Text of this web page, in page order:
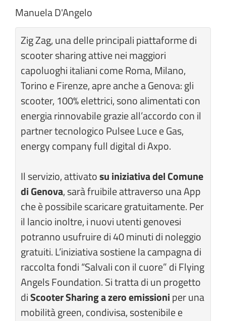
Manuela D'Angelo
Zig Zag, una delle principali piattaforme di
scooter sharing attive nei maggiori
capoluoghi italiani come Roma, Milano,
Torino e Firenze, apre anche a Genova: gli
scooter, 100% elettrici, sono alimentati con
energia rinnovabile grazie all’accordo con il
partner tecnologico Pulsee Luce e Gas,
energy company full digital di Axpo.
Il servizio, attivatosu iniziativa del Comune
di Genova, sarà fruibile attraverso una App
che è possibile scaricare gratuitamente. Per
il lancio inoltre, i nuovi utenti genovesi
potranno usufruire di 40 minuti di noleggio
gratuiti. L’iniziativa sostiene la campagna di
raccolta fondi “Salvali con il cuore” di Flying
Angels Foundation. Si tratta di un progetto
diScooter Sharing a zero emissioniper una
mobilità green, condivisa, sostenibile e